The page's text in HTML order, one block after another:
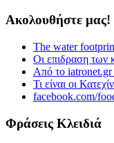
Ακολουθήστε μας!
The water
Οι επιδραση των
Από το iatronet.gr
Τι είναι οι
facebook.com/
Φράσεις Κλειδιά